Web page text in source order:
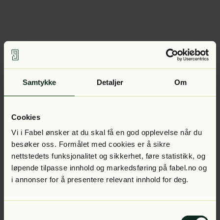
Samtykke Detaljer Om
Cookies
Vi i Fabel ønsker at du skal få en god opplevelse når du
besøker oss. Formålet med cookies er å sikre
nettstedets funksjonalitet og sikkerhet, føre statistikk, og
løpende tilpasse innhold og markedsføring på fabel.no og
i annonser for å presentere relevant innhold for deg.